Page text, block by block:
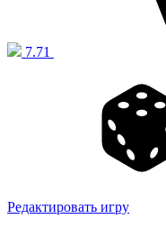
7.71
Редактировать игру